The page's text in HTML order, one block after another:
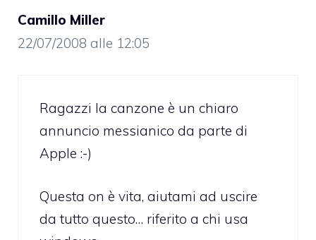
Camillo Miller
22/07/2008 alle 12:05
Ragazzi la canzone è un chiaro
annuncio messianico da parte di
Apple :-)
Questa on è vita, aiutami ad uscire
da tutto questo… riferito a chi usa